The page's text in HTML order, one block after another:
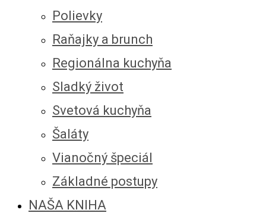
Polievky
Raňajky a brunch
Regionálna kuchyňa
Sladký život
Svetová kuchyňa
Šaláty
Vianočný špeciál
Základné postupy
NAŠA KNIHA